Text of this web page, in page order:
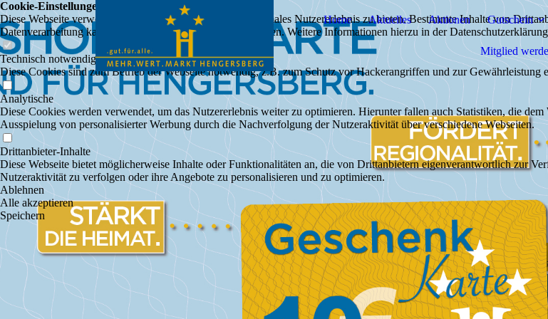
Home Aktuelles Aktionen Gutschein
Mitglied
Cookie-Einstellungen
Diese Webseite verwendet Cookies, um Besuchern ein optimales Nutzererlebnis zu bieten. Bestimmte Inhalte von
Datenverarbeitung kann dann auch in einem Drittland erfolgen. Weitere Informationen hierzu in der
Technisch notwendige
Diese Cookies sind zum Betrieb der Webseite notwendig, z.B. zum Schutz vor Hackerangriffen und zur Gewährleistung
Analytische
Diese Cookies werden verwendet, um das Nutzererlebnis weiter zu optimieren. Hierunter fallen auch Statistiken, die
Ausspielung von personalisierter Werbung durch die Nachverfolgung der Nutzeraktivität über verschiedene Webseiten.
Drittanbieter-Inhalte
Diese Webseite bietet möglicherweise Inhalte oder Funktionalitäten an, die von Drittanbietern eigenverantwortlich zur
Nutzeraktivität zu verfolgen oder ihre Angebote zu personalisieren und zu optimieren.
Ablehnen
Alle akzeptieren
Speichern